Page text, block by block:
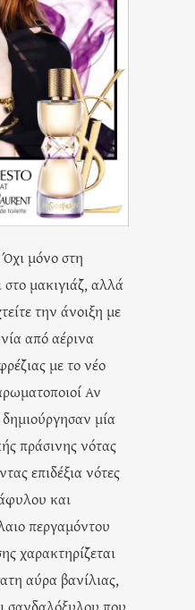
μόνο στη
μακιγιάζ, αλλά
την άνοιξη με
από αέρινα
με το νέο
Αν
μία
πράσινης νότας
επιδέξια νότες
και
περγαμόντου
χαρακτηρίζεται
αύρα βανίλιας,